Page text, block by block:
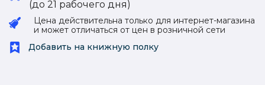
(до 21 рабочего дня)
Цена действительна только для интернет-магазина
и может отличаться от цен в розничной сети
Добавить на книжную полку